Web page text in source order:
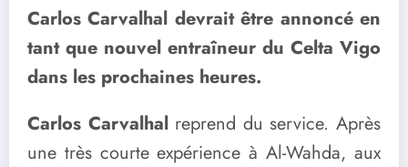
Carlos Carvalhal devrait être annoncé en
tant que nouvel entraîneur du Celta Vigo
dans les prochaines heures.
Carlos Carvalhalreprend du service. Après
une très courte expérience à Al-Wahda, aux